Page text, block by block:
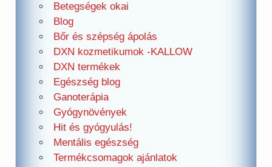
Betegségek okai
Blog
Bőr és szépség ápolás
DXN kozmetikumok -KALLOW
DXN termékek
Egészség blog
Ganoterápia
Gyógynövények
Hit és gyógyulás!
Mentális egészség
Termékcsomagok ajánlatok